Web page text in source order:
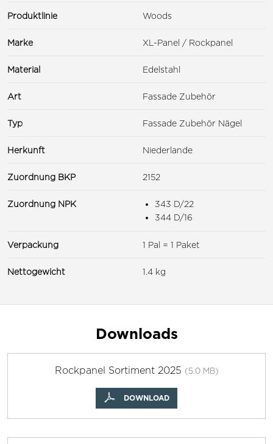
Produktlinie Woods
Marke XL-Panel / Rockpanel
Material Edelstahl
Art Fassade Zubehör
Typ Fassade Zubehör Nägel
Herkunft Niederlande
Zuordnung BKP 2152
Zuordnung NPK
343 D/22
344 D/16
Verpackung 1 Pal = 1 Paket
Nettogewicht 1.4 kg
Downloads
Rockpanel Sortiment 2025 (5.0 MB)
DOWNLOAD